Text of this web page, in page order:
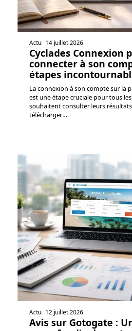
Actu 14 juillet 2026
Cyclades Connexion
connecter à son
étapes
La connexion à son compte sur la
est une étape cruciale pour tous
souhaitent consulter leurs
télécharger…
Actu 12 juillet 2026
Avis sur Gotogate :